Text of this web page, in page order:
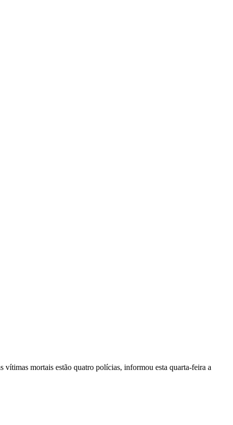
mortais estão quatro polícias, informou esta quarta-feira a